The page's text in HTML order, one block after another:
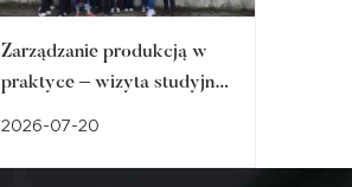
Zarządzanie produkcją w
praktyce – wizyta studyjna
2026-07-20